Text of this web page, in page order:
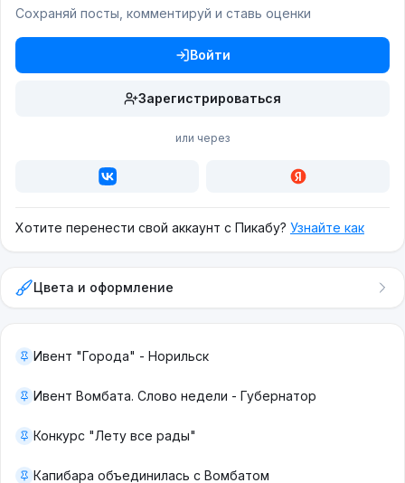
Сохраняй посты, комментируй и ставь оценки
Войти
Зарегистрироваться
или через
Хотите перенести свой аккаунт с Пикабу? Узнайте как
Цвета и оформление
Ивент "Города" - Норильск
Ивент Вомбата. Слово недели - Губернатор
Конкурс "Лету все рады"
Капибара объединилась с Вомбатом